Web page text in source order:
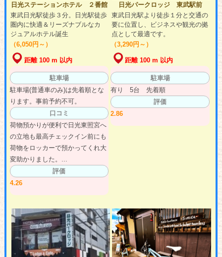
日光ステーションホテル ２番館
東武日光駅徒歩３分。日光駅徒歩
圏内に快適＆リーズナブルなカ
ジュアルホテル誕生
（6,050円～）
距離 100 m 以内
駐車場
駐車場(普通車のみ)は先着順とな
ります。事前予約不可。
口コミ
荷物預かりが便利で日光東照宮へ
の立地も最高チェックイン前にも
荷物をロッカーで預かってくれ大
変助かりました。...
評価
4.26
日光パークロッジ 東武駅前
東武日光駅より徒歩１分と交通の
要に位置し、ビジネスや観光の拠
点として最適です。
（3,290円～）
距離 100 m 以内
駐車場
有り 5台 先着順
評価
2.86